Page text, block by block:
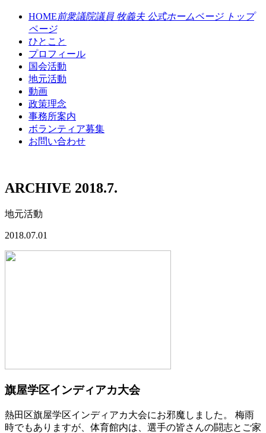
HOME前衆議院議員 牧義夫 公式ホームページ トップ
ページ
ひとこと
プロフィール
国会活動
地元活動
動画
政策理念
事務所案内
ボランティア募集
お問い合わせ
ARCHIVE 2018.7.
地元活動
2018.07.01
旗屋学区インディアカ大会
熱田区旗屋学区インディアカ大会にお邪魔しました。 梅雨
時でもありますが、体育館内は、選手の皆さんの闘志とご家